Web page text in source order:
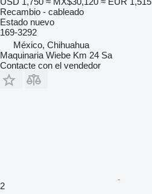
Recambio - cableado
Estado nuevo
169-3292
México, Chihuahua
Maquinaria Wiebe Km 24 Sa
Contacte con el vendedor
2